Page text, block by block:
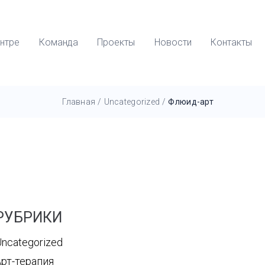
Команда Проекты Новости Контакты
Главная / Uncategorized / Флюид-арт
терапия